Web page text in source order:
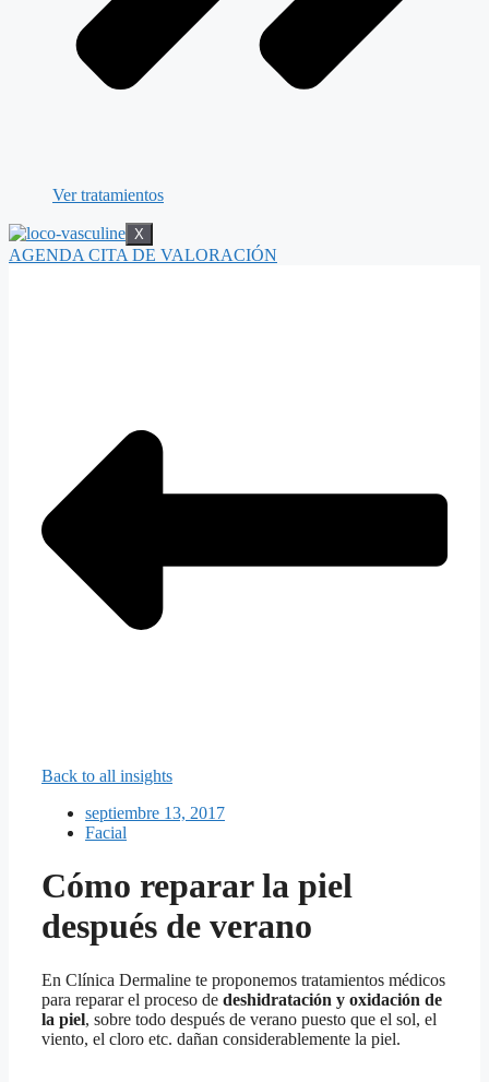
Ver tratamientos
X
AGENDA CITA DE VALORACIÓN
Back to all insights
septiembre 13, 2017
Facial
Cómo reparar la piel
después de verano
En Clínica Dermaline te proponemos tratamientos médicos
para reparar el proceso de deshidratación y oxidación de
la piel, sobre todo después de verano puesto que el sol, el
viento, el cloro etc. dañan considerablemente la piel.